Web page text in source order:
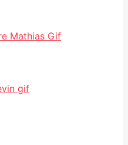
Mathias Gif